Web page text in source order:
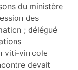
du ministère
des
; délégué
viti-vinicole
devait